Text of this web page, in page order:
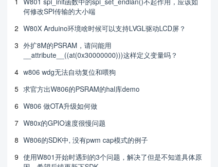
何修改SPI传输的大小端
2 W80X Arduino环境啥时候可以支持LVGL驱动LCD屏？
3 外扩8M的PSRAM，请问能用
__attribute__((at(0x30000000)))这样定义变量吗？
4 w806 wdg无法自动复位和喂狗
5 求官方出W806的PSRAM的hal库demo
6 W806 做OTA升级如何做
7 W80x的GPIO速度很慢问题
8 W806的SDK中, 没有pwm cap模式的例子
9 使用W801开始时遇到的3个问题，解决了但是不知道具体原